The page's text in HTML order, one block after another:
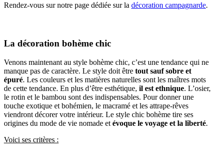
Rendez-vous sur notre page dédiée sur la décoration campagnarde.
La décoration bohème chic
Venons maintenant au style bohème chic, c’est une tendance qui ne
manque pas de caractère. Le style doit être tout sauf sobre et
épuré. Les couleurs et les matières naturelles sont les maîtres mots
de cette tendance. En plus d’être esthétique, il est ethnique. L’osier,
le rotin et le bambou sont des indispensables. Pour donner une
touche exotique et bohémien, le macramé et les attrape-rêves
viendront décorer votre intérieur. Le style chic bohème tire ses
origines du mode de vie nomade et évoque le voyage et la liberté.
Voici ses critères :